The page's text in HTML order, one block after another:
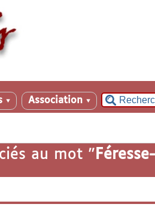
▼ Association ▼
au mot "